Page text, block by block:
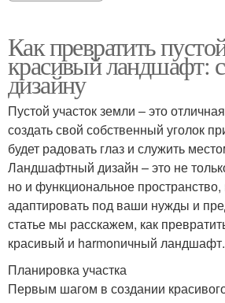
Как превратить
красивый ландшафт:
дизайну
Пустой участок земли – это
создать свой собственный уголок
будет радовать глаз и служить
Ландшафтный дизайн – это не
но и функциональное
адаптировать под ваши нужды и
статье мы расскажем, как
красивый и harmonичный ландшафт.
Планировка участка
Первым шагом в создании